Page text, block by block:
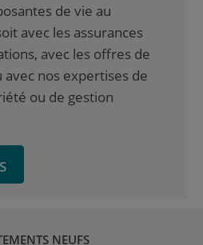
de vie au
avec les assurances
avec les offres de
nos expertises de
ou de gestion
NEUFS